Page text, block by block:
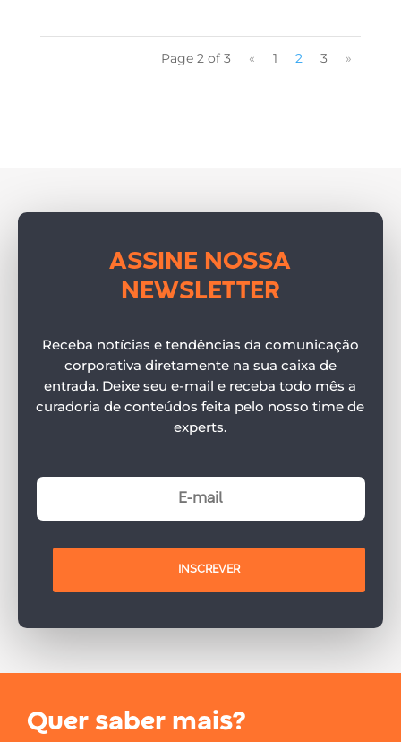
Page 2 of 3 « 1 2 3 »
ASSINE NOSSA
NEWSLETTER
Receba notícias e tendências da comunicação
corporativa diretamente na sua caixa de
entrada. Deixe seu e-mail e receba todo mês a
curadoria de conteúdos feita pelo nosso time de
experts.
INSCREVER
Quer saber mais?